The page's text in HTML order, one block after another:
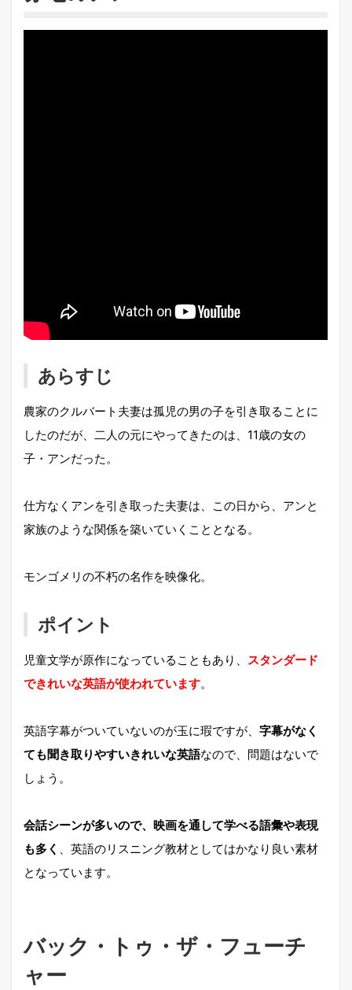
あらすじ
農家のクルバート夫妻は孤児の男の子を引き取ることに
したのだが、二人の元にやってきたのは、11歳の女の
子・アンだった。
仕方なくアンを引き取った夫妻は、この日から、アンと
家族のような関係を築いていくこととなる。
モンゴメリの不朽の名作を映像化。
ポイント
児童文学が原作になっていることもあり、 スタンダード
できれいな英語が使われています。
英語字幕がついていないのが玉に瑕ですが、 字幕がなく
ても聞き取りやすいきれいな英語なので、問題はないで
しょう。
会話シーンが多いので、映画を通して学べる語彙や表現
も多く 、英語のリスニング教材としてはかなり良い素材
となっています。
バック・トゥ・ザ・フューチ
ャー